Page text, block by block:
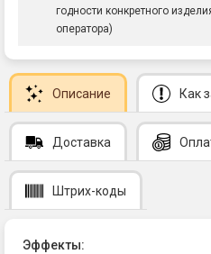
годности конкретного
оператора)
Описание Как
Доставка
Штрих-коды
Эффекты: